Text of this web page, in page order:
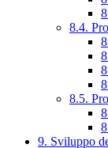
8.4.
8.5.
9. Sviluppo